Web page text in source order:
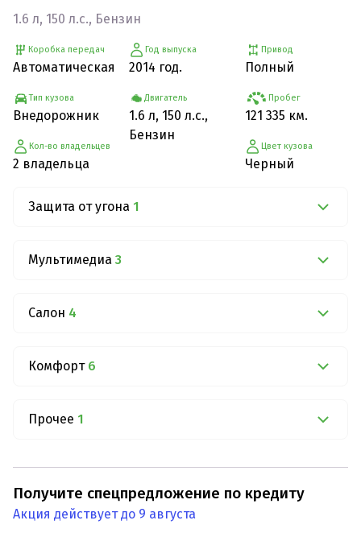
1.6 л, 150 л.с., Бензин
Коробка передач
Автоматическая
Тип кузова
Внедорожник
Кол-во владельцев
2 владельца
Год выпуска
2014 год.
Двигатель
1.6 л, 150 л.с.,
Бензин
Привод
Полный
Пробег
121 335 км.
Цвет кузова
Черный
Защита от угона 1
Мультимедиа 3
Салон 4
Комфорт 6
Прочее 1
Получите спецпредложение по кредиту
Акция действует до 9 августа